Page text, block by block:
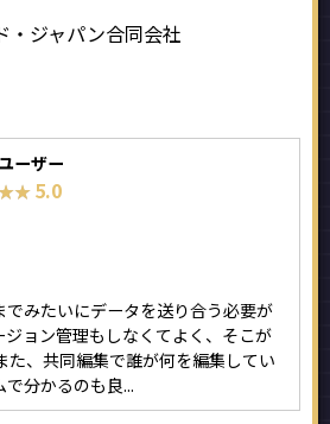
・ジャパン合同会社
ーザー
5.0
でみたいにデータを送り合う必要が
ョン管理もしなくてよく、そこが
た、共同編集で誰が何を編集してい
分かるのも良...